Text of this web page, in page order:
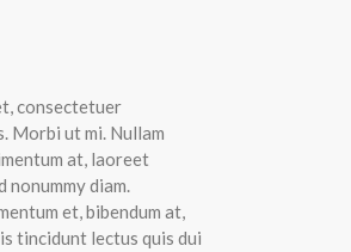
consectetuer
Morbi ut mi. Nullam
at, laoreet
nonummy diam.
et, bibendum at,
tincidunt lectus quis dui